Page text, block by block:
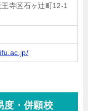
寺区石ヶ辻町12-1
度・併願校